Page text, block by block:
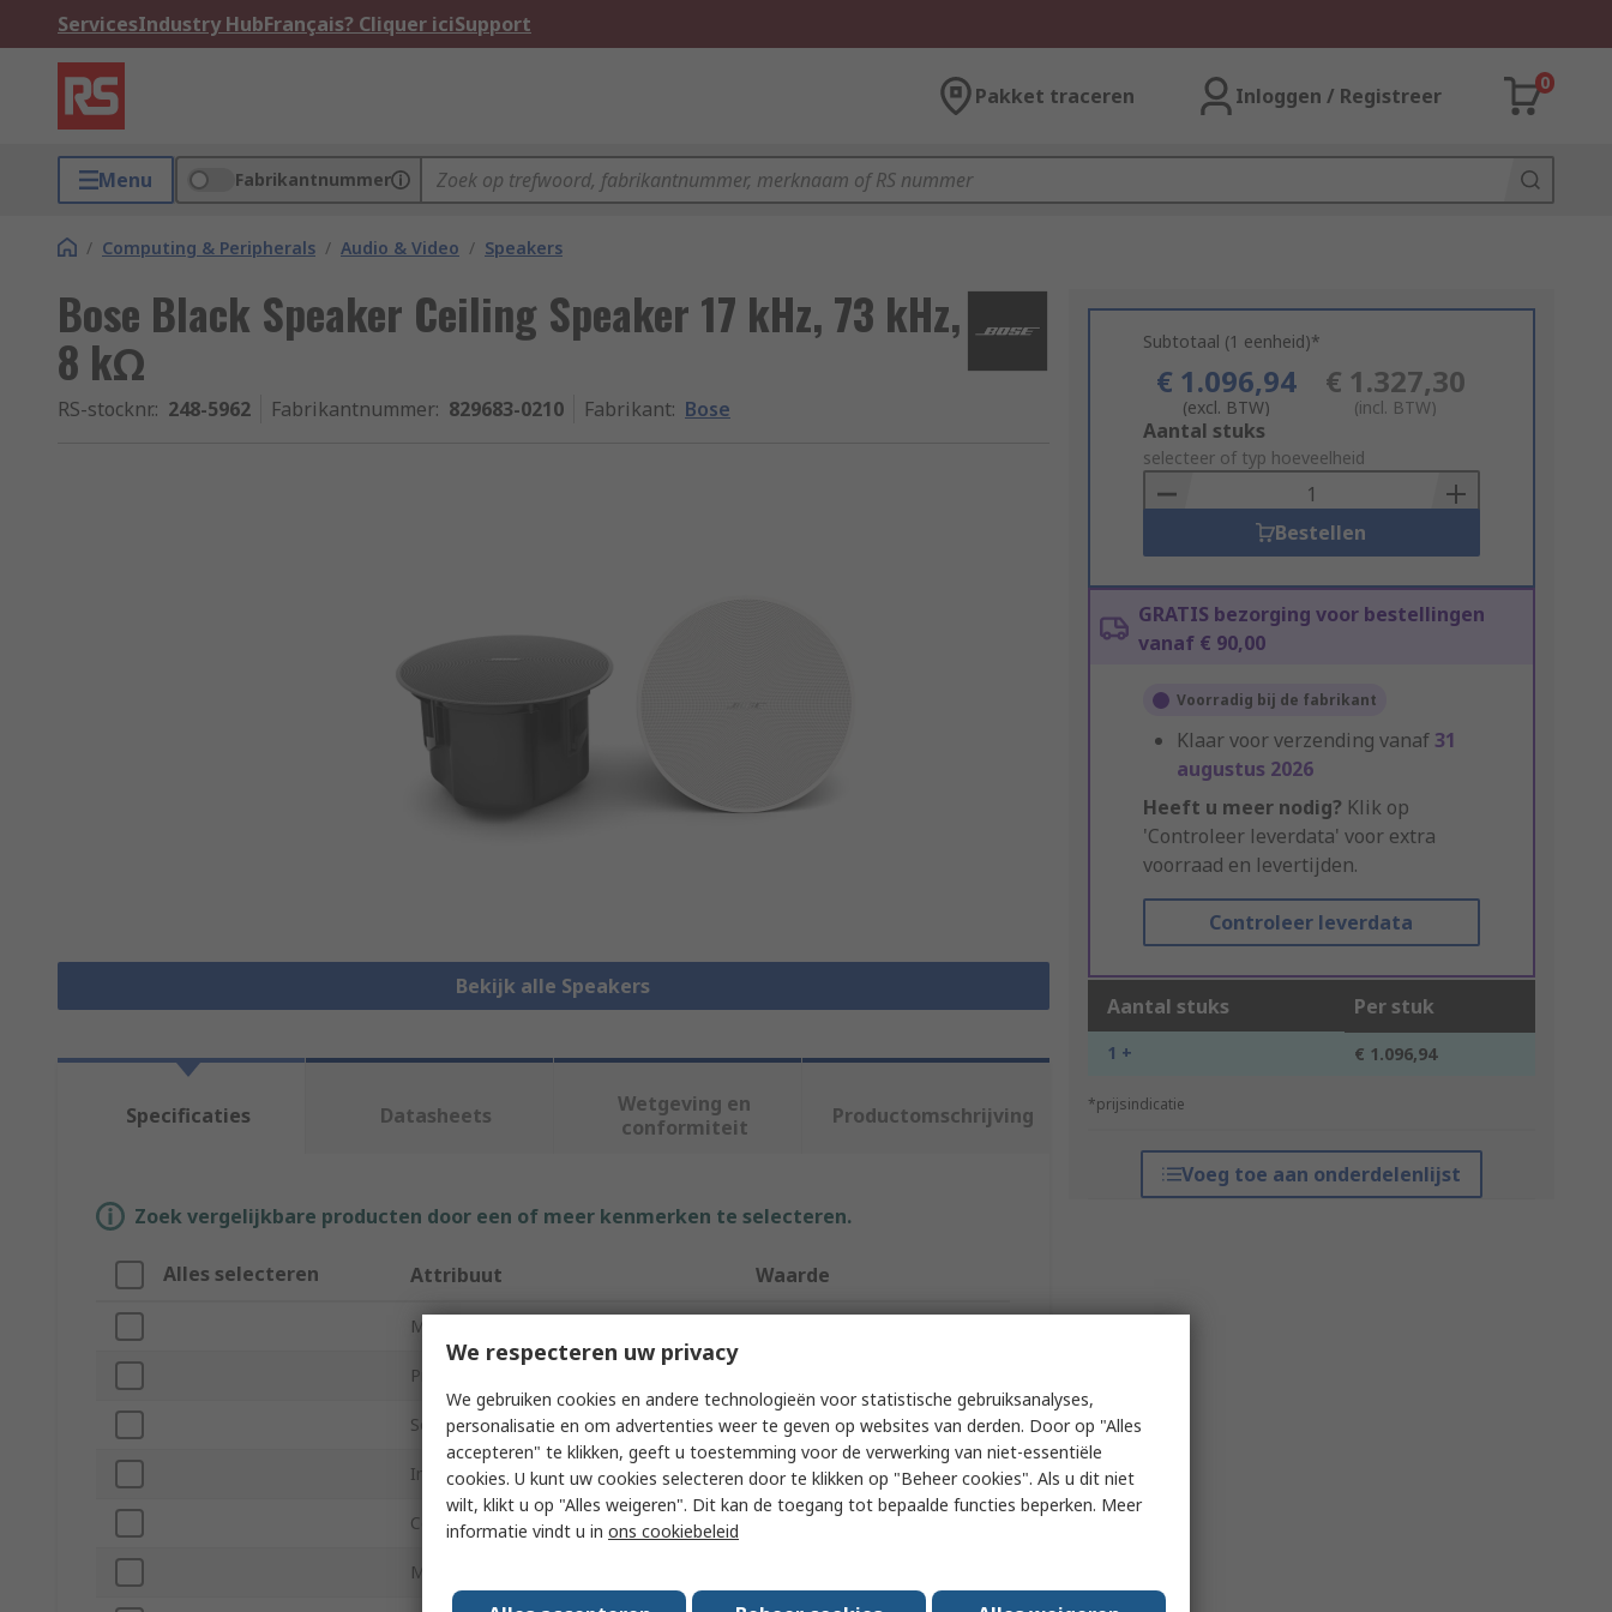
ServicesIndustry HubFrançais? Cliquer iciSupport
Pakket traceren Inloggen / Registreer
0
Menu Fabrikantnummer
/ Computing & Peripherals / Audio & Video / Speakers
Bose Black Speaker Ceiling Speaker 17 kHz, 73 kHz,
8 kΩ
RS-stocknr.: 248-5962 Fabrikantnummer: 829683-0210 Fabrikant: Bose
Bekijk alle Speakers
Subtotaal (1 eenheid)*
€ 1.096,94
(excl. BTW)
€ 1.327,30
(incl. BTW)
Add
to
Basket
Aantal stuks
selecteer of typ hoeveelheid
Bestellen
GRATIS bezorging voor bestellingen
vanaf € 90,00
Voorradig bij de fabrikant
Klaar voor verzending vanaf31
augustus 2026
Heeft u meer nodig? Klik op
'Controleer leverdata' voor extra
voorraad en levertijden.
Controleer leverdata
Aantal stuks Per stuk
1 + € 1.096,94
*prijsindicatie
Voeg toe aan onderdelenlijst
Specificaties Datasheets
Wetgeving en
conformiteit
Productomschrijving
Zoek vergelijkbare producten door een of meer kenmerken te selecteren.
Alles selecteren Attribuut Waarde
Merk
Product Type
Sound Level 111dB
Impedance 8kΩ
Colour
Maximum Frequency Response
We respecteren uw privacy
We gebruiken cookies en andere technologieën voor statistische gebruiksanalyses,
personalisatie en om advertenties weer te geven op websites van derden. Door op "Alles
accepteren" te klikken, geeft u toestemming voor de verwerking van niet-essentiële
cookies. U kunt uw cookies selecteren door te klikken op "Beheer cookies". Als u dit niet
wilt, klikt u op "Alles weigeren". Dit kan de toegang tot bepaalde functies beperken. Meer
informatie vindt u in ons cookiebeleid